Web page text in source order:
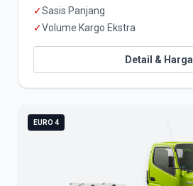
✓Sasis Panjang
✓Volume Kargo Ekstra
Detail & Harga
EURO 4